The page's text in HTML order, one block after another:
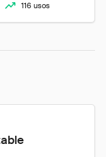
116 usos